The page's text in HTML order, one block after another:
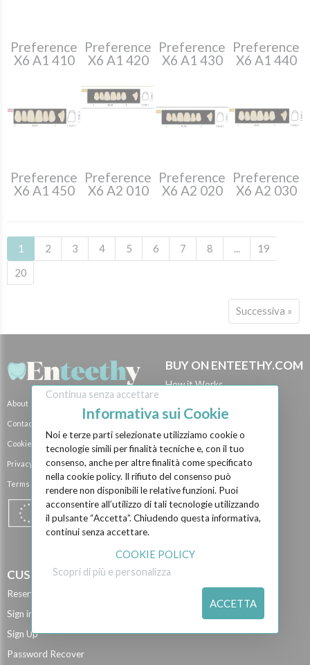
Preference
X6 A1 410
Preference
X6 A1 420
Preference
X6 A1 430
Preference
X6 A1 440
Preference
X6 A1 450
Preference
X6 A2 010
Preference
X6 A2 020
Preference
X6 A2 030
1 2 3 4 5 6 7 8 ...
19
20
Successiva »
About
Contact Us
Cookie Policy
Privacy Policy
Terms and Conditions
BUY ON ENTEETHY.COM
How it Works
Shipping Methods
BECOME A SELLER
Become a Vendor
Vendor Shops
Privacy Policy for...
CUSTOMER AREA
Reserved Area
Sign in
Sign Up
Password Recover
Continua senza accettare
Informativa sui Cookie
Noi e terze parti selezionate utilizziamo cookie o
tecnologie simili per finalità tecniche e, con il tuo
consenso, anche per altre finalità come specificato
nella cookie policy. Il rifiuto del consenso può
rendere non disponibili le relative funzioni. Puoi
acconsentire all’utilizzo di tali tecnologie utilizzando
il pulsante “Accetta”. Chiudendo questa informativa,
continui senza accettare.
COOKIE POLICY
Scopri di più e personalizza
ACCETTA